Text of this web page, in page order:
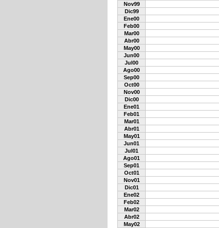
Nov99
Dic99
Ene00
Feb00
Mar00
Abr00
May00
Jun00
Jul00
Ago00
Sep00
Oct00
Nov00
Dic00
Ene01
Feb01
Mar01
Abr01
May01
Jun01
Jul01
Ago01
Sep01
Oct01
Nov01
Dic01
Ene02
Feb02
Mar02
Abr02
May02